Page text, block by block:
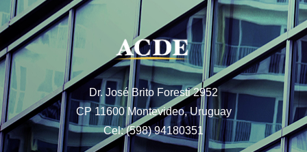
Dr. José Brito Foresti 2952
CP 11600 Montevideo, Uruguay
Cel: (598) 94180351